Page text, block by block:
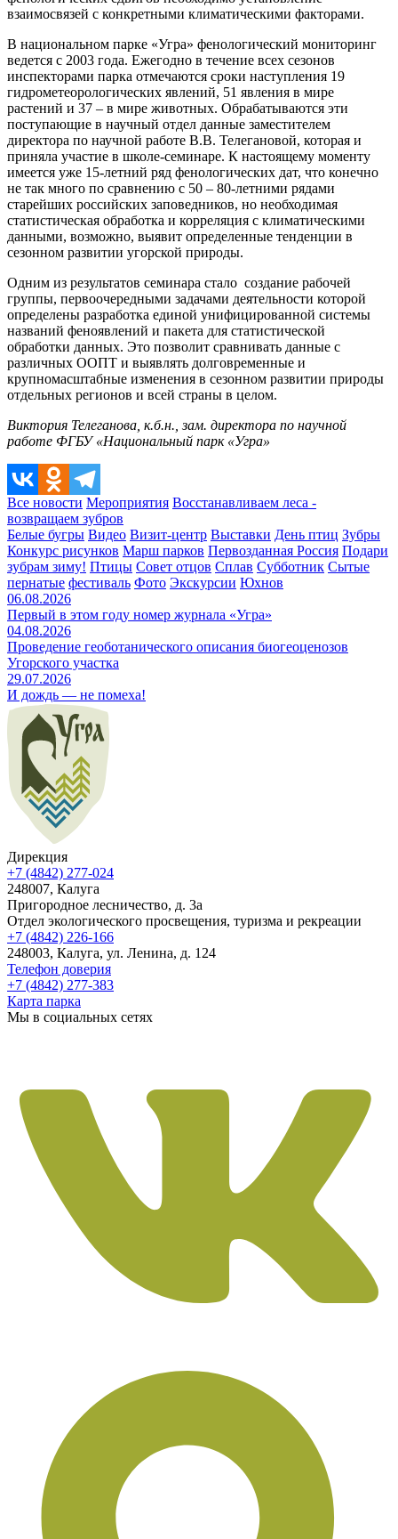
взаимосвязей с конкретными климатическими факторами.
В национальном парке «Угра» фенологический мониторинг
ведется с 2003 года. Ежегодно в течение всех сезонов
инспекторами парка отмечаются сроки наступления 19
гидрометеорологических явлений, 51 явления в мире
растений и 37 – в мире животных. Обрабатываются эти
поступающие в научный отдел данные заместителем
директора по научной работе В.В. Телегановой, которая и
приняла участие в школе-семинаре. К настоящему моменту
имеется уже 15-летний ряд фенологических дат, что конечно
не так много по сравнению с 50 – 80-летними рядами
старейших российских заповедников, но необходимая
статистическая обработка и корреляция с климатическими
данными, возможно, выявит определенные тенденции в
сезонном развитии угорской природы.
Одним из результатов семинара стало создание рабочей
группы, первоочередными задачами деятельности которой
определены разработка единой унифицированной системы
названий феноявлений и пакета для статистической
обработки данных. Это позволит сравнивать данные с
различных ООПТ и выявлять долговременные и
крупномасштабные изменения в сезонном развитии природы
отдельных регионов и всей страны в целом.
Виктория Телеганова, к.б.н., зам. директора по научной
работе ФГБУ «Национальный парк «Угра»
Все новости Мероприятия Восстанавливаем леса -
возвращаем зубров
Белые бугры Видео Визит-центр Выставки День птиц Зубры
Конкурс рисунков Марш парков Первозданная Россия Подари
зубрам зиму! Птицы Совет отцов Сплав Субботник Сытые
пернатые фестиваль Фото Экскурсии Юхнов
06.08.2026
Первый в этом году номер журнала «Угра»
04.08.2026
Проведение геоботанического описания биогеоценозов
Угорского участка
29.07.2026
И дождь — не помеха!
Дирекция
+7 (4842) 277-024
248007, Калуга
Пригородное лесничество, д. 3а
Отдел экологического просвещения, туризма и рекреации
+7 (4842) 226-166
248003, Калуга, ул. Ленина, д. 124
Телефон доверия
+7 (4842) 277-383
Карта парка
Мы в социальных сетях